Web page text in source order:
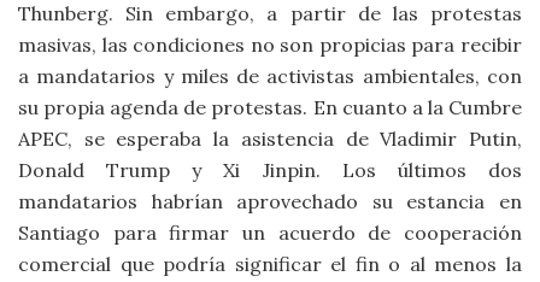
Thunberg. Sin embargo, a partir de las protestas
masivas, las condiciones no son propicias para recibir
a mandatarios y miles de activistas ambientales, con
su propia agenda de protestas. En cuanto a la Cumbre
APEC, se esperaba la asistencia de Vladimir Putin,
Donald Trump y Xi Jinpin. Los últimos dos
mandatarios habrían aprovechado su estancia en
Santiago para firmar un acuerdo de cooperación
comercial que podría significar el fin o al menos la